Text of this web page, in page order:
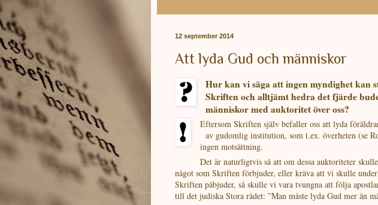
12 september 2014
Att lyda Gud och människor
Hur kan vi säga att ingen myndighet kan
Skriften och alltjämt hedra det fjärde
människor med auktoritet över oss?
Eftersom Skriften själv befaller oss att lyda
av gudomlig institution, som t.ex. överheten (se
ingen motsättning.
Det är naturligtvis så att om dessa auktoriteter
något som Skriften förbjuder, eller kräva att vi skulle
Skriften påbjuder, så skulle vi vara tvungna att följa
till det judiska Stora rådet: ”Man måste lyda Gud mer än